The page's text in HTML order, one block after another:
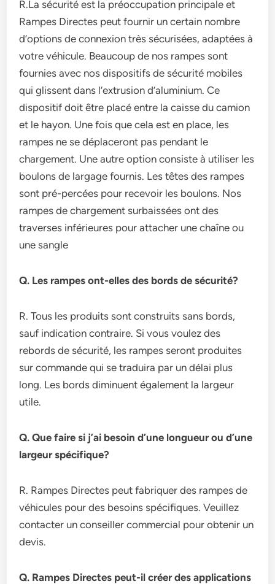
R.La sécurité est la préoccupation principale et
Rampes Directes peut fournir un certain nombre
d’options de connexion très sécurisées, adaptées à
votre véhicule. Beaucoup de nos rampes sont
fournies avec nos dispositifs de sécurité mobiles
qui glissent dans l’extrusion d’aluminium. Ce
dispositif doit être placé entre la caisse du camion
et le hayon. Une fois que cela est en place, les
rampes ne se déplaceront pas pendant le
chargement. Une autre option consiste à utiliser les
boulons de largage fournis. Les têtes des rampes
sont pré-percées pour recevoir les boulons. Nos
rampes de chargement surbaissées ont des
traverses inférieures pour attacher une chaîne ou
une sangle
Q. Les rampes ont-elles des bords de sécurité?
R. Tous les produits sont construits sans bords,
sauf indication contraire. Si vous voulez des
rebords de sécurité, les rampes seront produites
sur commande qui se traduira par un délai plus
long. Les bords diminuent également la largeur
utile.
Q. Que faire si j’ai besoin d’une longueur ou d’une
largeur spécifique?
R. Rampes Directes peut fabriquer des rampes de
véhicules pour des besoins spécifiques. Veuillez
contacter un conseiller commercial pour obtenir un
devis.
Q. Rampes Directes peut-il créer des applications